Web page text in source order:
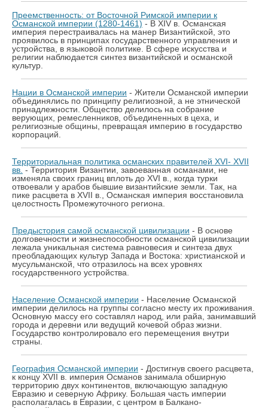
Преемственность: от Восточной Римской империи к
Османской империи (1280-1461) - В XIV в. Османская
империя перестраивалась на манер Византийской, это
проявилось в принципах государственного управления и
устройства, в языковой политике. В сфере искусства и
религии наблюдается синтез византийской и османской
культур.
Нации в Османской империи - Жители Османской империи
объединялись по принципу религиозной, а не этнической
принадлежности. Общество делилось на собрание
верующих, ремесленников, объединенных в цеха, и
религиозные общины, превращая империю в государство
корпораций.
Территориальная политика османских правителей XVI- XVII
вв. - Территория Византии, завоеванная османами, не
изменяла своих границ вплоть до XVI в., когда турки
отвоевали у арабов бывшие византийские земли. Так, на
пике расцвета в XVII в., Османская империя восстановила
целостность Промежуточного региона.
Предыстория самой османской цивилизации - В основе
долговечности и жизнеспособности османской цивилизации
лежала уникальная система равновесия и синтеза двух
преобладающих культур Запада и Востока: христианской и
мусульманской, что отразилось на всех уровнях
государственного устройства.
Население Османской империи - Население Османской
империи делилось на группы согласно месту их проживания.
Основную массу его составлял народ, или райа, занимавший
города и деревни или ведущий кочевой образ жизни.
Государство контролировало его перемещения внутри
страны.
География Османской империи - Достигнув своего расцвета,
к концу XVII в. империя Османов занимала обширную
территорию двух континентов, включающую западную
Евразию и северную Африку. Большая часть империи
располагалась в Евразии, с центром в Балкано-